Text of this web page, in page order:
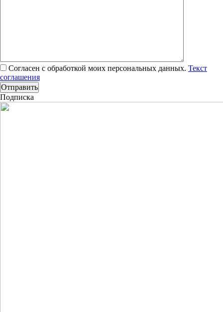
Согласен с обработкой моих персональных данных. Текст
соглашения
Подписка